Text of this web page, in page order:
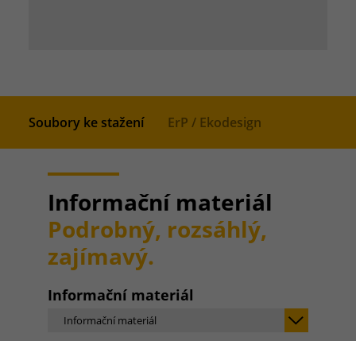
Soubory ke stažení ErP / Ekodesign
Informační materiál
Podrobný, rozsáhlý,
zajímavý.
Informační materiál
Informační materiál